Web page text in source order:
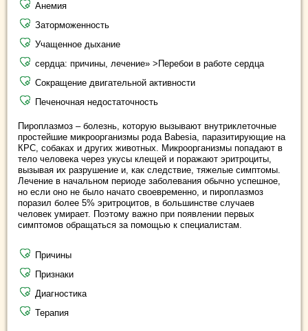
Анемия
Заторможенность
Учащенное дыхание
сердца: причины, лечение» >Перебои в работе сердца
Сокращение двигательной активности
Печеночная недостаточность
Пироплазмоз – болезнь, которую вызывают внутриклеточные
простейшие микроорганизмы рода Babesia, паразитирующие на
КРС, собаках и других животных. Микроорганизмы попадают в
тело человека через укусы клещей и поражают эритроциты,
вызывая их разрушение и, как следствие, тяжелые симптомы.
Лечение в начальном периоде заболевания обычно успешное,
но если оно не было начато своевременно, и пироплазмоз
поразил более 5% эритроцитов, в большинстве случаев
человек умирает. Поэтому важно при появлении первых
симптомов обращаться за помощью к специалистам.
Причины
Признаки
Диагностика
Терапия